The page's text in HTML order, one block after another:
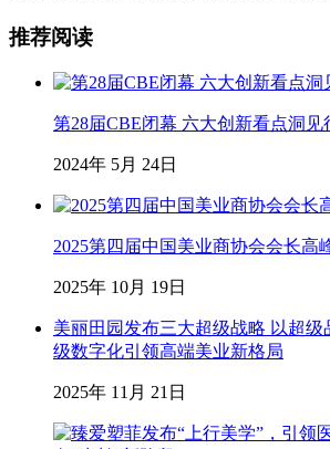
推荐阅读
第28届CBE闭幕 六大创新看点洞见
2024年 5月 24日
2025第四届中国美业商协会会长高
2025年 10月 19日
美丽田园发布三大超级战略 以超级
级数字化引领高端美业新格局
2025年 11月 21日